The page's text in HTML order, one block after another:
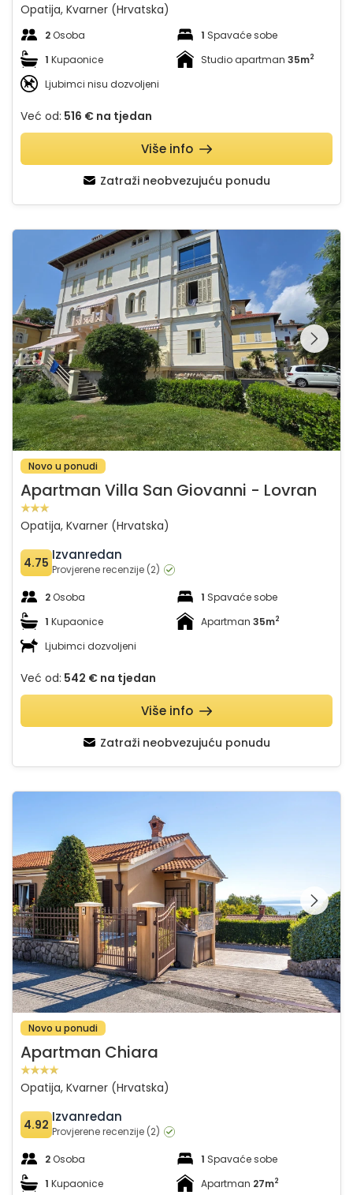
Opatija, Kvarner (Hrvatska)
2Osoba 1 Spavaće sobe
1 Kupaonice Studio apartman 35m2
Ljubimci nisu dozvoljeni
Već od: 516 € na tjedan
Zatraži neobvezujuću ponudu
Više info
Apartman Villa San Giovanni - Lovran
Pregledajte cijelu
galeriju na
Novo u ponudi
Apartman Villa San Giovanni - Lovran
Opatija, Kvarner (Hrvatska)
4.75 Izvanredan
Provjerene recenzije (2)
2Osoba 1 Spavaće sobe
1 Kupaonice Apartman 35m2
Ljubimci dozvoljeni
Već od: 542 € na tjedan
Zatraži neobvezujuću ponudu
Više info
galeriju na
Novo u ponudi
Apartman Chiara
Opatija, Kvarner (Hrvatska)
4.92 Izvanredan
Provjerene recenzije (2)
2Osoba 1 Spavaće sobe
1 Kupaonice Apartman 27m2